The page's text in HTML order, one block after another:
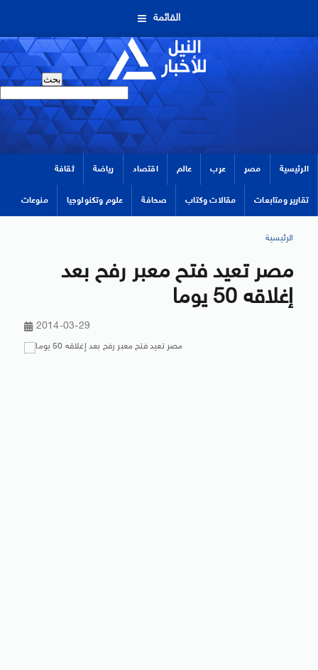
القائمة
الرئيسية مصر عرب عالم اقتصاد رياضة ثقافة
تقارير ومتابعات مقالات وكتاب صحافة علوم وتكنولوجيا منوعات
الرئيسية
مصر تعيد فتح معبر رفح بعد
إغلاقه 50 يوما
2014-03-29